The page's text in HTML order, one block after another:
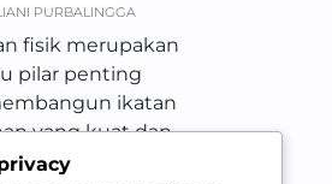
PURBALINGGA
fisik merupakan
pilar penting
ikatan
yang kuat dan
Namun, seiring